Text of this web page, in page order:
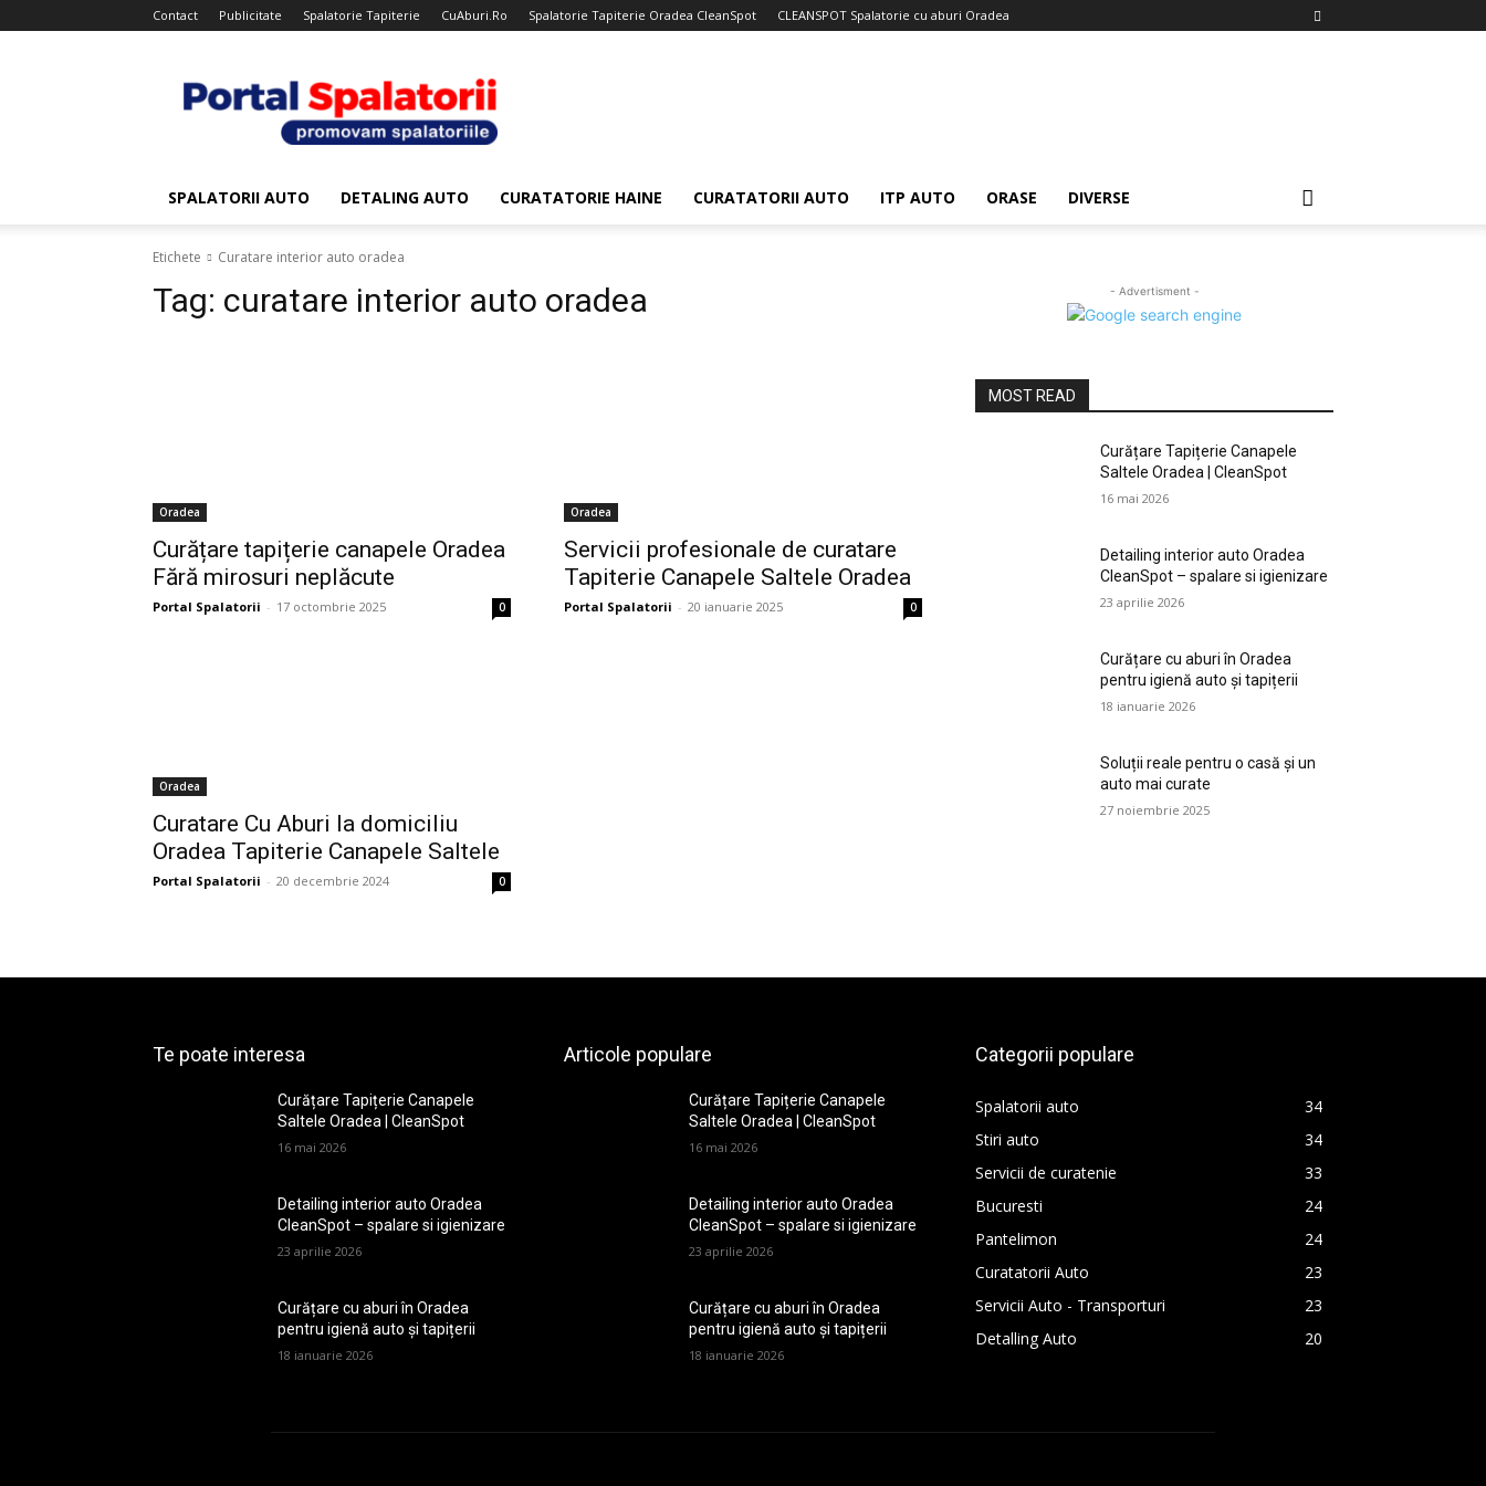
Contact Publicitate Spalatorie Tapiterie CuAburi.Ro Spalatorie Tapiterie Oradea CleanSpot CLEANSPOT Spalatorie cu aburi Oradea
Spalatorii
SPALATORII AUTO DETALING AUTO CURATATORIE HAINE CURATATORII AUTO ITP AUTO ORASE DIVERSE
Etichete Curatare interior auto oradea
Tag: curatare interior auto oradea
Oradea
Curățare tapițerie canapele Oradea
Fără mirosuri neplăcute
Portal Spalatorii - 17 octombrie 2025 0
Oradea
Servicii profesionale de curatare
Tapiterie Canapele Saltele Oradea
Portal Spalatorii - 20 ianuarie 2025 0
Oradea
Curatare Cu Aburi la domiciliu
Oradea Tapiterie Canapele Saltele
Portal Spalatorii - 20 decembrie 2024 0
- Advertisment -
MOST READ
Curățare Tapițerie Canapele
Saltele Oradea | CleanSpot
16 mai 2026
Detailing interior auto Oradea
CleanSpot – spalare si igienizare
23 aprilie 2026
Curățare cu aburi în Oradea
pentru igienă auto și tapițerii
18 ianuarie 2026
Soluții reale pentru o casă și un
auto mai curate
27 noiembrie 2025
Te poate interesa
Curățare Tapițerie Canapele
Saltele Oradea | CleanSpot
16 mai 2026
Detailing interior auto Oradea
CleanSpot – spalare si igienizare
23 aprilie 2026
Curățare cu aburi în Oradea
pentru igienă auto și tapițerii
18 ianuarie 2026
Articole populare
Curățare Tapițerie Canapele
Saltele Oradea | CleanSpot
16 mai 2026
Detailing interior auto Oradea
CleanSpot – spalare si igienizare
23 aprilie 2026
Curățare cu aburi în Oradea
pentru igienă auto și tapițerii
18 ianuarie 2026
Categorii populare
Spalatorii auto
34
Stiri auto
34
Servicii de curatenie
33
Bucuresti
24
Pantelimon
24
Curatatorii Auto
23
Servicii Auto - Transporturi
23
Detalling Auto
20